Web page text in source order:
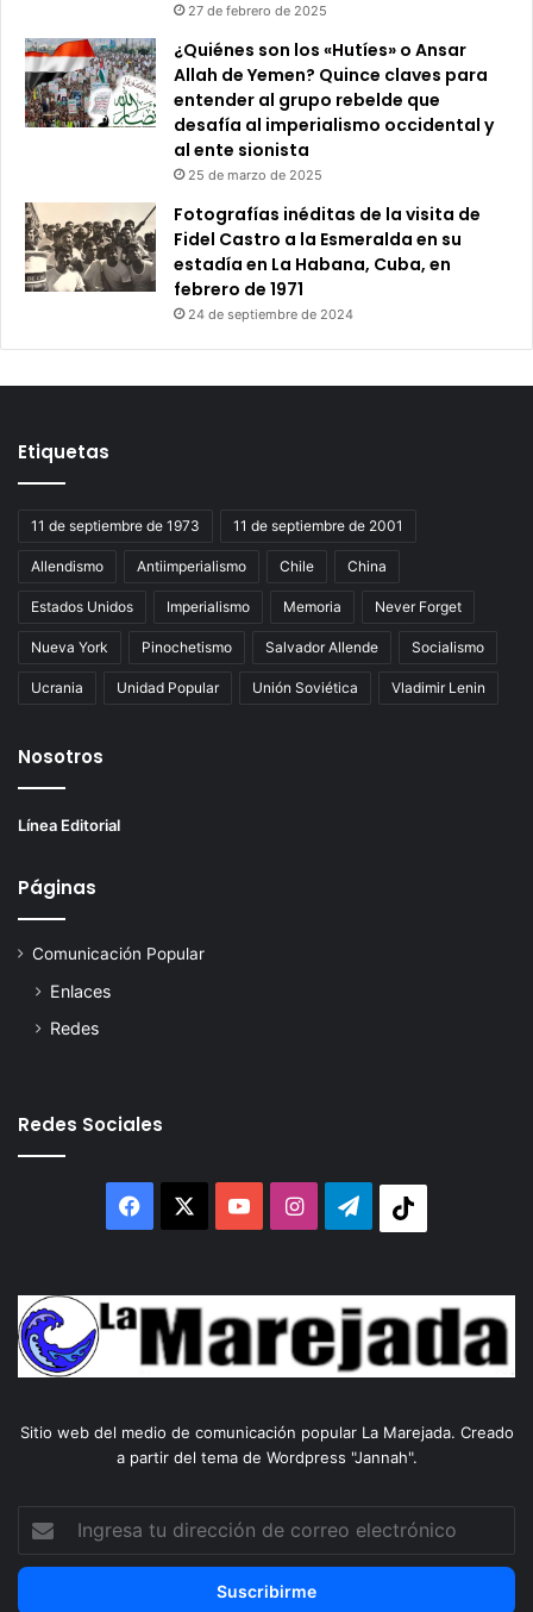
27 de febrero de 2025
¿Quiénes son los «Hutíes» o Ansar
Allah de Yemen? Quince claves para
entender al grupo rebelde que
desafía al imperialismo occidental y
al ente sionista
25 de marzo de 2025
Fotografías inéditas de la visita de
Fidel Castro a la Esmeralda en su
estadía en La Habana, Cuba, en
febrero de 1971
24 de septiembre de 2024
Etiquetas
11 de septiembre de 1973 11 de septiembre de 2001
Allendismo Antiimperialismo Chile China
Estados Unidos Imperialismo Memoria Never Forget
Nueva York Pinochetismo Salvador Allende Socialismo
Ucrania Unidad Popular Unión Soviética Vladimir Lenin
Nosotros
Línea Editorial
Páginas
Comunicación Popular
Enlaces
Redes
Redes Sociales
Facebook YouTubeInstagram
Telegram
Sitio web del medio de comunicación popular La Marejada. Creado
a partir del tema de Wordpress "Jannah".
dirección